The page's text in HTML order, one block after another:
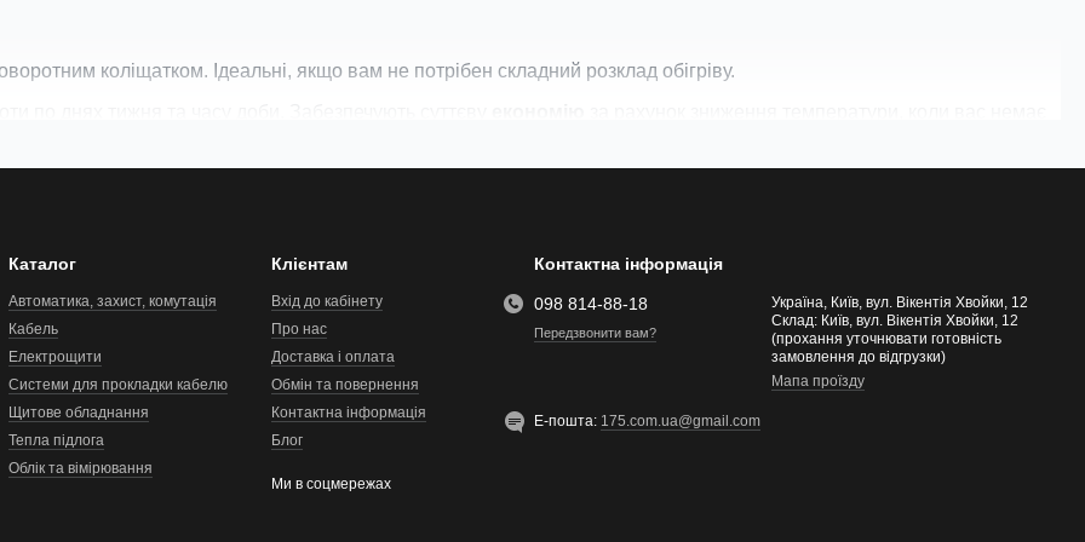
коліщатком. Ідеальні, якщо вам не потрібен складний розклад обігріву.
підлоги та/або повітря, що забезпечує точність та безпеку роботи. Оберіть терморегулятор, який зробить
Каталог
Автоматика, захист, комутація
Кабель
Електрощити
Системи для прокладки кабелю
Щитове обладнання
Тепла підлога
Облік та вімірювання
Клієнтам
Вхід до кабінету
Про нас
Доставка і оплата
Обмін та повернення
Контактна інформація
Блог
Ми в соцмережах
Контактна інформація
098 814-88-18
Передзвонити вам?
Україна, Київ, вул. Вікентія Хвойки, 12
Склад: Київ, вул. Вікентія Хвойки, 12
(прохання уточнювати готовність
замовлення до відгрузки)
Мапа проїзду
Е-пошта: 175.com.ua@gmail.com